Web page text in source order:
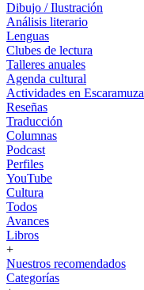
Dibujo / Ilustración
Análisis literario
Lenguas
Clubes de lectura
Talleres anuales
Agenda cultural
Actividades en Escaramuza
Reseñas
Traducción
Columnas
Podcast
Perfiles
YouTube
Cultura
Todos
Avances
Libros
+
Nuestros recomendados
Categorías